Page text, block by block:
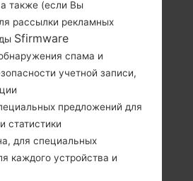
ПРОШИВКА
J710MN -
J7 2016
также (если Вы
рассылки рекламных
Sfirmware
спама и
учетной записи,
предложений для
статистики
для специальных
каждого устройства и